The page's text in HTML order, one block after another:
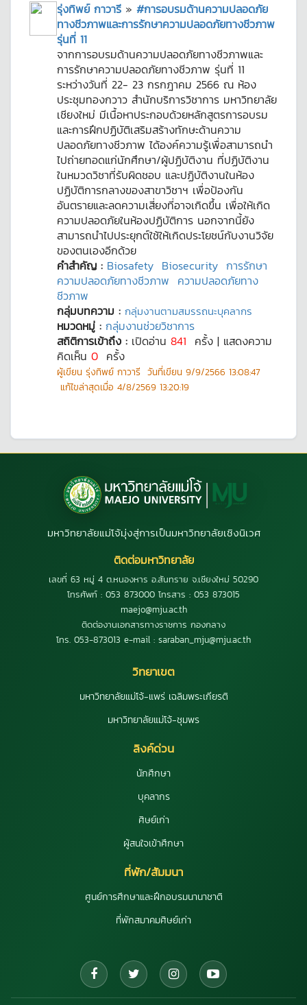
รุ่งทิพย์ กาวารี » #การอบรมด้านความปลอดภัย
ทางชีวภาพและการรักษาความปลอดภัยทางชีวภาพ
รุ่นที่ 11
จากการอบรมด้านความปลอดภัยทางชีวภาพและ
การรักษาความปลอดภัยทางชีวภาพ รุ่นที่ 11
ระหว่างวันที่ 22- 23 กรกฎาคม 2566 ณ ห้อง
ประชุมทองกวาว สำนักบริการวิชาการ มหาวิทยาลัย
เชียงใหม่ มีเนื้อหาประกอบด้วยหลักสูตรการอบรม
และการฝึกปฏิบัติเสริมสร้างทักษะด้านความ
ปลอดภัยทางชีวภาพ ได้องค์ความรู้เพื่อสามารถนำ
ไปถ่ายทอดแก่นักศึกษา/ผู้ปฏิบัติงาน ที่ปฏิบัติงาน
ในหมวดวิชาที่รับผิดชอบ และปฏิบัติงานในห้อง
ปฏิบัติการกลางของสาขาวิชาฯ เพื่อป้องกัน
อันตรายและลดความเสี่ยงที่อาจเกิดขึ้น เพื่อให้เกิด
ความปลอดภัยในห้องปฏิบัติการ นอกจากนี้ยัง
สามารถนำไปประยุกต์ใช้ให้เกิดประโยชน์กับงานวิจัย
ของตนเองอีกด้วย
คำสำคัญ : Biosafety Biosecurity การรักษา
ความปลอดภัยทางชีวภาพ ความปลอดภัยทาง
ชีวภาพ
กลุ่มบทความ : กลุ่มงานตามสมรรถนะบุคลากร
หมวดหมู่ : กลุ่มงานช่วยวิชาการ
สถิติการเข้าถึง : เปิดอ่าน 841 ครั้ง | แสดงความ
คิดเห็น 0 ครั้ง
ผู้เขียน รุ่งทิพย์ กาวารี วันที่เขียน 9/9/2566 13:08:47
แก้ไขล่าสุดเมื่อ 4/8/2569 13:20:19
มหาวิทยาลัยแม่โจ้มุ่งสู่การเป็นมหาวิทยาลัยเชิงนิเวศ
ติดต่อมหาวิทยาลัย
เลขที่ 63 หมู่ 4 ต.หนองหาร อ.สันทราย จ.เชียงใหม่ 50290
โทรศัพท์ : 053 873000 โทรสาร : 053 873015
maejo@mju.ac.th
ติดต่องานเอกสารทางราชการ กองกลาง
โทร. 053-873013 e-mail : saraban_mju@mju.ac.th
วิทยาเขต
มหาวิทยาลัยแม่โจ้-แพร่ เฉลิมพระเกียรติ
มหาวิทยาลัยแม่โจ้-ชุมพร
ลิงค์ด่วน
นักศึกษา
บุคลากร
ศิษย์เก่า
ผู้สนใจเข้าศึกษา
ที่พัก/สัมมนา
ศูนย์การศึกษาและฝึกอบรมนานาชาติ
ที่พักสมาคมศิษย์เก่า